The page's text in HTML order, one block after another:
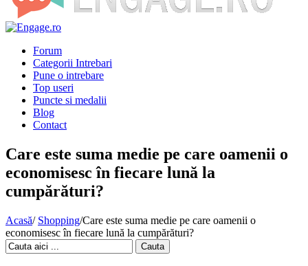
Forum
Categorii Intrebari
Pune o intrebare
Top useri
Puncte si medalii
Blog
Contact
Care este suma medie pe care oamenii o
economisesc în fiecare lună la
cumpărături?
Acasă/ Shopping/Care este suma medie pe care oamenii o
economisesc în fiecare lună la cumpărături?
Cauta